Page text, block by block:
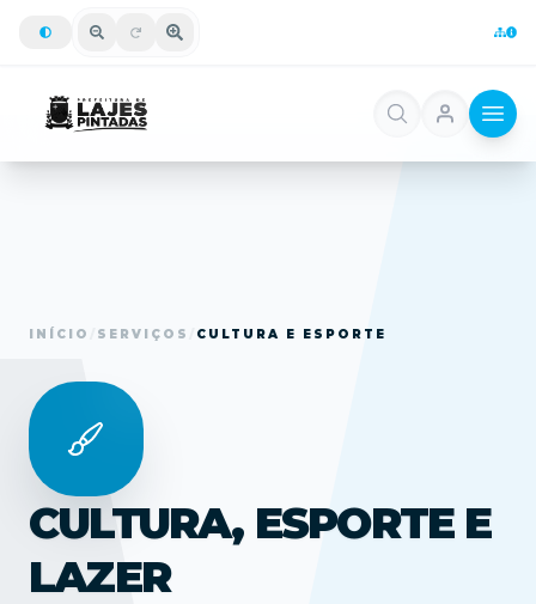
INÍCIO SERVIÇOS CULTURA E ESPORTE
CULTURA, ESPORTE E
LAZER